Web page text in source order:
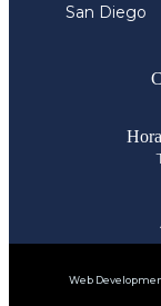
San Diego
Web